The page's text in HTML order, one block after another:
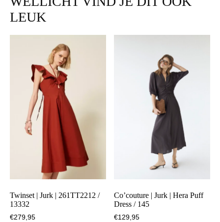
LEUK
Twinset | Jurk | 261TT2212 /
13332
€279,95
Co’couture | Jurk | Hera Puff
Dress / 145
€129,95